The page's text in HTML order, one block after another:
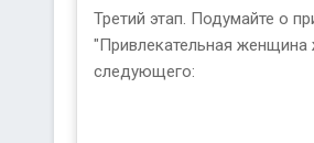
Третий этап. Подумайте о
"Привлекательная женщина
следующего: